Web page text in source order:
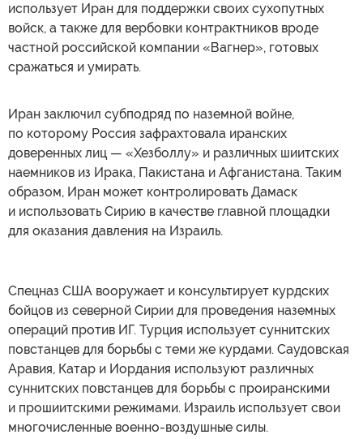
использует Иран для поддержки своих сухопутных
войск, а также для вербовки контрактников вроде
частной российской компании «Вагнер», готовых
сражаться и умирать.
Иран заключил субподряд по наземной войне,
по которому Россия зафрахтовала иранских
доверенных лиц — «Хезболлу» и различных шиитских
наемников из Ирака, Пакистана и Афганистана. Таким
образом, Иран может контролировать Дамаск
и использовать Сирию в качестве главной площадки
для оказания давления на Израиль.
Спецназ США вооружает и консультирует курдских
бойцов из северной Сирии для проведения наземных
операций против ИГ. Турция использует суннитских
повстанцев для борьбы с теми же курдами. Саудовская
Аравия, Катар и Иордания используют различных
суннитских повстанцев для борьбы с проиранскими
и прошиитскими режимами. Израиль использует свои
многочисленные военно-воздушные силы.